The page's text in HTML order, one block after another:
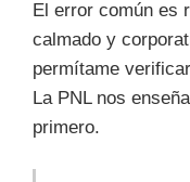
El error común es
calmado y
permítame
La PNL nos
primero.